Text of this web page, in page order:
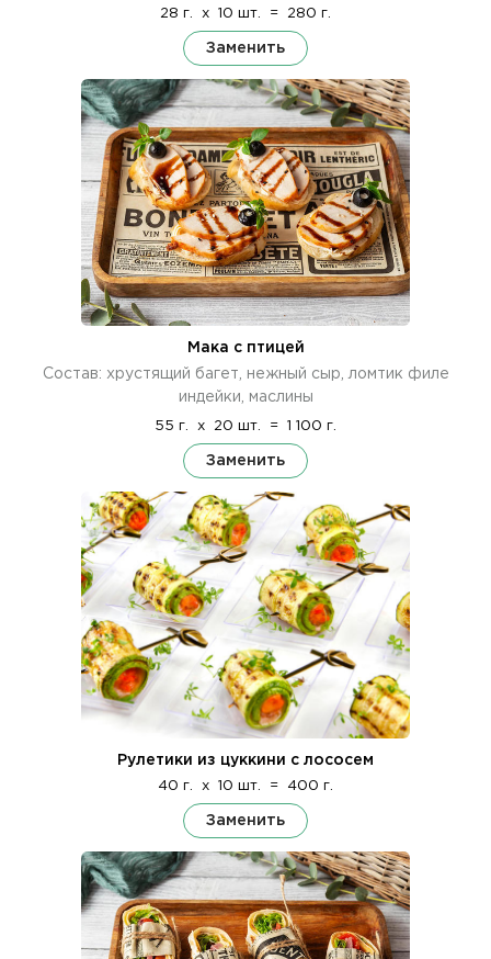
28 г. x 10 шт. = 280 г.
Заменить
Мака с птицей
Состав: хрустящий багет, нежный сыр, ломтик филе
индейки, маслины
55 г. x 20 шт. = 1 100 г.
Заменить
Рулетики из цуккини с лососем
40 г. x 10 шт. = 400 г.
Заменить